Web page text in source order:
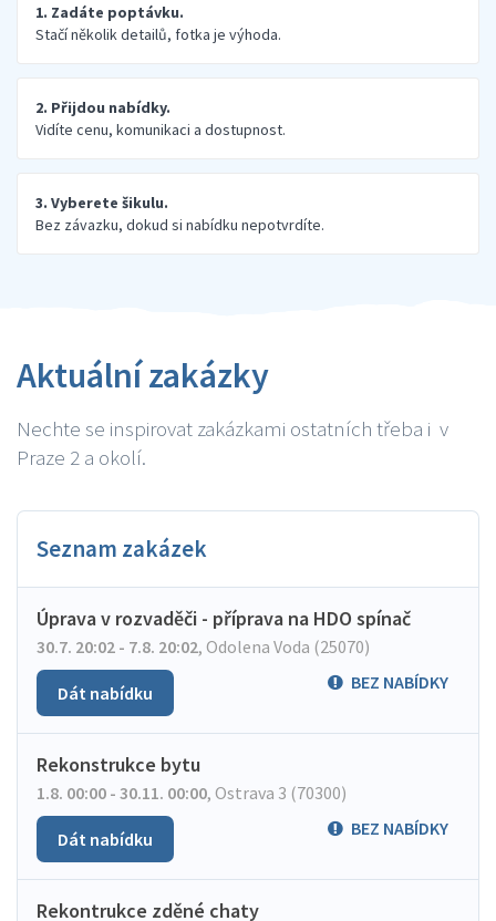
1. Zadáte poptávku.
Stačí několik detailů, fotka je výhoda.
2. Přijdou nabídky.
Vidíte cenu, komunikaci a dostupnost.
3. Vyberete šikulu.
Bez závazku, dokud si nabídku nepotvrdíte.
Aktuální zakázky
Nechte se inspirovat zakázkami ostatních třeba i v
Praze 2 a okolí.
Seznam zakázek
Úprava v rozvaděči - příprava na HDO spínač
30.7. 20:02 - 7.8. 20:02, Odolena Voda (25070)
BEZ NABÍDKY
Dát nabídku
Rekonstrukce bytu
1.8. 00:00 - 30.11. 00:00, Ostrava 3 (70300)
BEZ NABÍDKY
Dát nabídku
Rekontrukce zděné chaty